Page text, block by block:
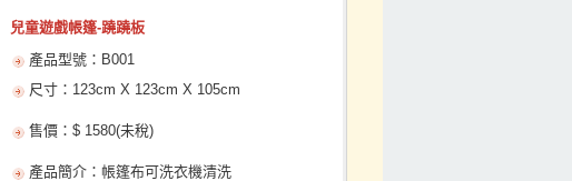
兒童遊戲帳篷-蹺蹺板
產品型號：B001
尺寸：123cm X 123cm X 105cm
售價：$ 1580(未稅)
產品簡介：帳篷布可洗衣機清洗